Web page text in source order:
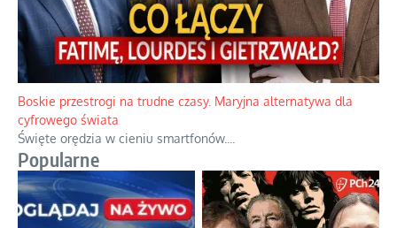
Boskie przestrogi na trudne czasy. Maryjna alternatywa dla
cyfrowego świata
Święte orędzia w cieniu smartfonów.
Popularne